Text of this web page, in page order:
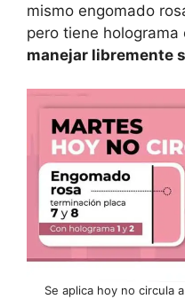
mismo engomado
pero tiene
manejar libremente
Se aplica hoy no circula